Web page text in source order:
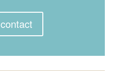
contact